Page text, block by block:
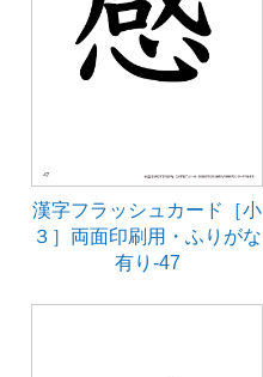
漢字フラッシュカード［小
３］両面印刷用・ふりがな
有り-47